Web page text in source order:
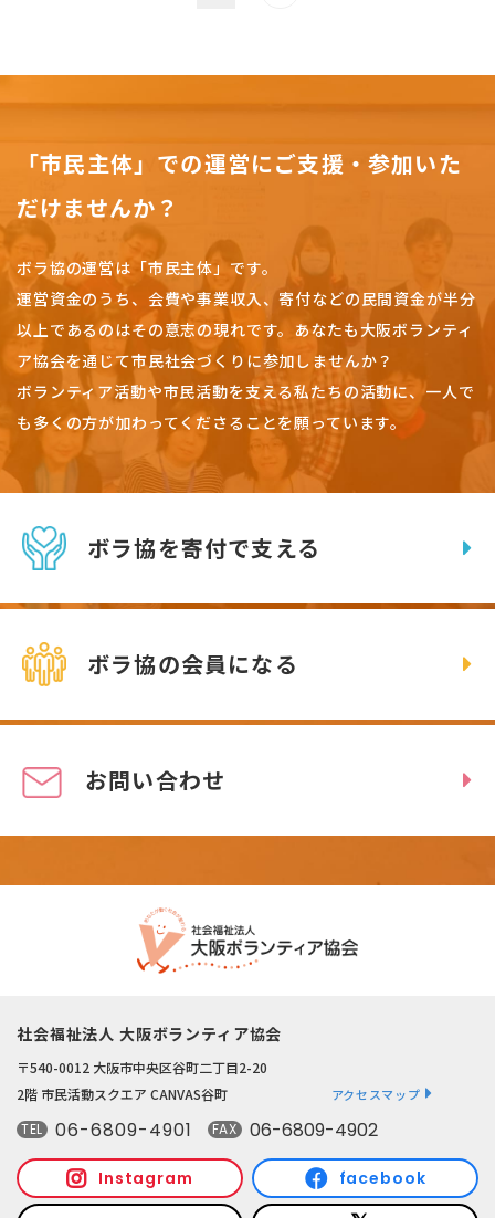
「市民主体」での運営にご支援・参加いた
だけませんか？
ボラ協の運営は「市民主体」です。
運営資金のうち、会費や事業収入、寄付などの民間資金が半分
以上であるのはその意志の現れです。 あなたも大阪ボランティ
ア協会を通じて市民社会づくりに参加しませんか？
ボランティア活動や市民活動を支える私たちの活動に、一人で
も多くの方が加わってくださることを願っています。
ボラ協を寄付で支える
ボラ協の会員になる
お問い合わせ
社会福祉法人 大阪ボランティア協会
〒540-0012 大阪市中央区谷町二丁目2-20
2階 市民活動スクエア CANVAS谷町
アクセスマップ
TEL 06-6809-4901 FAX 06-6809-4902
Instagram facebook